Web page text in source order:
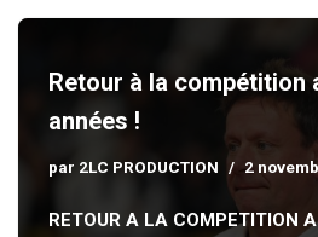
Retour à la compétition
années !
par 2LC PRODUCTION 2
RETOUR A LA COMPETITION